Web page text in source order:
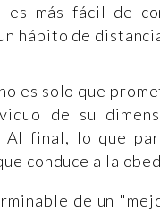
es más fácil de
hábito de
es solo que
de su
Al final, lo que
conduce a la
de un